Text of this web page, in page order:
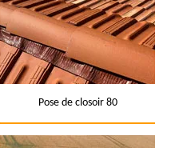
Pose de closoir 80